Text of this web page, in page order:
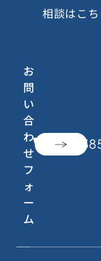
相談はこち
お
問
い
合
わ
せ
フ
ォ
ー
ム
call 050-